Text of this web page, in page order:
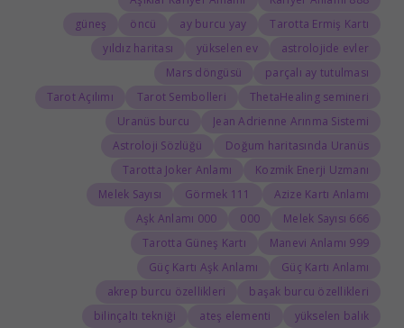
Tarotta Ermiş Kartı
ay burcu yay
öncü
güneş
astrolojide evler
yükselen ev
yıldız haritası
parçalı ay tutulması
Mars döngüsü
ThetaHealing semineri
Tarot Sembolleri
Tarot Açılımı
Jean Adrienne Arınma Sistemi
Uranüs burcu
Doğum haritasında Uranüs
Astroloji Sözlüğü
Kozmik Enerji Uzmanı
Tarotta Joker Anlamı
Azize Kartı Anlamı
111 Görmek
Melek Sayısı
666 Melek Sayısı
000
000 Aşk Anlamı
999 Manevi Anlamı
Tarotta Güneş Kartı
Güç Kartı Anlamı
Güç Kartı Aşk Anlamı
başak burcu özellikleri
akrep burcu özellikleri
yükselen balık
ateş elementi
bilinçaltı tekniği